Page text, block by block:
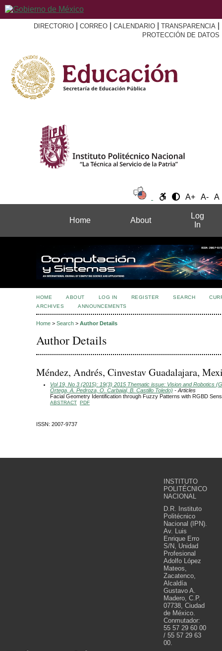
DIRECTORIO CORREO CALENDARIO TRANSPARENCIA
PROTECCIÓN DE DATOS
A+ A- A
Home About
Log
In
HOME ABOUT LOG IN REGISTER SEARCH
ARCHIVES
ANNOUNCEMENTS
Home > Search > Author Details
Author Details
Méndez, Andrés, Cinvestav Guadalajara,
Vol 19, No 3 (2015): 19(3) 2015 Thematic issue: Vision and Robotics
Ortega, A. Pedroza, O. Carbajal, B. Castillo Toledo) - Articles
Facial Geometry Identification through Fuzzy Patterns with RGBD
ABSTRACT PDF
ISSN: 2007-9737
INSTITUTO
POLITÉCNICO
NACIONAL
D.R. Instituto
Politécnico
Nacional (IPN).
Av. Luis
Enrique Erro
S/N, Unidad
Profesional
Adolfo López
Mateos,
Zacatenco,
Alcaldía
Gustavo A.
Madero, C.P.
07738, Ciudad
de México.
Conmutador:
55 57 29 60 00
/ 55 57 29 63
00.